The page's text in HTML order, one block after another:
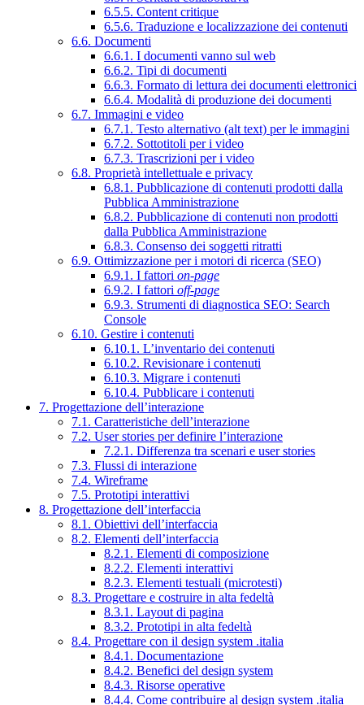
6.5.5. Content critique
6.5.6. Traduzione e localizzazione dei contenuti
6.6. Documenti
6.6.1. I documenti vanno sul web
6.6.2. Tipi di documenti
6.6.3. Formato di lettura dei documenti elettronici
6.6.4. Modalità di produzione dei documenti
6.7. Immagini e video
6.7.1. Testo alternativo (alt text) per le immagini
6.7.2. Sottotitoli per i video
6.7.3. Trascrizioni per i video
6.8. Proprietà intellettuale e privacy
6.8.1. Pubblicazione di contenuti prodotti dalla
Pubblica Amministrazione
6.8.2. Pubblicazione di contenuti non prodotti
dalla Pubblica Amministrazione
6.8.3. Consenso dei soggetti ritratti
6.9. Ottimizzazione per i motori di ricerca (SEO)
6.9.1. I fattori on-page
6.9.2. I fattori off-page
6.9.3. Strumenti di diagnostica SEO: Search
Console
6.10. Gestire i contenuti
6.10.1. L’inventario dei contenuti
6.10.2. Revisionare i contenuti
6.10.3. Migrare i contenuti
6.10.4. Pubblicare i contenuti
7. Progettazione dell’interazione
7.1. Caratteristiche dell’interazione
7.2. User stories per definire l’interazione
7.2.1. Differenza tra scenari e user stories
7.3. Flussi di interazione
7.4. Wireframe
7.5. Prototipi interattivi
8. Progettazione dell’interfaccia
8.1. Obiettivi dell’interfaccia
8.2. Elementi dell’interfaccia
8.2.1. Elementi di composizione
8.2.2. Elementi interattivi
8.2.3. Elementi testuali (microtesti)
8.3. Progettare e costruire in alta fedeltà
8.3.1. Layout di pagina
8.3.2. Prototipi in alta fedeltà
8.4. Progettare con il design system .italia
8.4.1. Documentazione
8.4.2. Benefici del design system
8.4.3. Risorse operative
8.4.4. Come contribuire al design system .italia